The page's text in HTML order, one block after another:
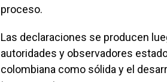
proceso.
Las declaraciones se producen
autoridades y observadores
colombiana como sólida y el